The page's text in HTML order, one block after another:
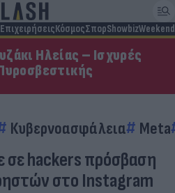
ΕπιχειρήσειςΚόσμοςΣπορShowbizWeekend
Ηλείας – Ισχυρές
Κυβερνοασφάλεια Meta
σε hackers πρόσβαση
στο Instagram